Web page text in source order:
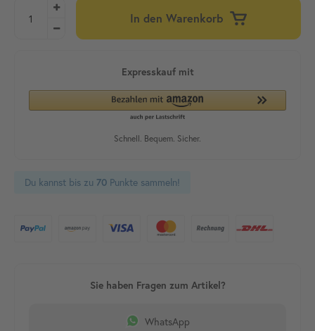
In den Warenkorb
Du kannst bis zu 70 Punkte sammeln!
WhatsApp